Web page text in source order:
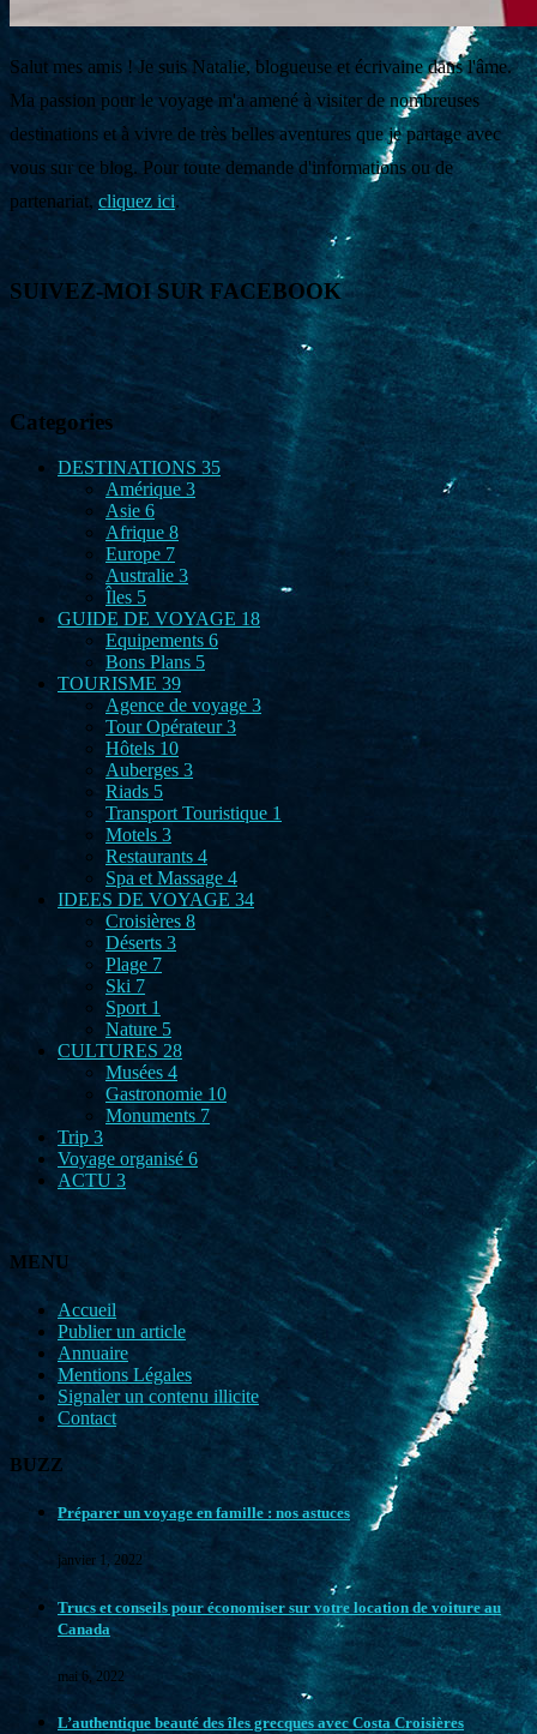
Salut mes amis ! Je suis Natalie, blogueuse et écrivaine dans l'âme.
Ma passion pour le voyage m'a amené à visiter de nombreuses
destinations et à vivre de très belles aventures que je partage avec
vous sur ce blog. Pour toute demande d'informations ou de
partenariat, cliquez ici.
SUIVEZ-MOI SUR FACEBOOK
Categories
DESTINATIONS 35
Amérique 3
Asie 6
Afrique 8
Europe 7
Australie 3
Îles 5
GUIDE DE VOYAGE 18
Equipements 6
Bons Plans 5
TOURISME 39
Agence de voyage 3
Tour Opérateur3
Hôtels 10
Auberges 3
Riads 5
Transport Touristique 1
Motels 3
Restaurants 4
Spa et Massage 4
IDEES DE VOYAGE 34
Croisières 8
Déserts 3
Plage 7
Ski 7
Sport 1
Nature 5
CULTURES 28
Musées 4
Gastronomie 10
Monuments 7
Trip 3
Voyage organisé 6
ACTU 3
MENU
Accueil
Publier un article
Annuaire
Mentions Légales
Signaler un contenu illicite
Contact
BUZZ
Préparer un voyage en famille : nos astuces
janvier 1, 2022
Trucs et conseils pour économiser sur votre location de voiture au
Canada
mai 6, 2022
L’authentique beauté des îles grecques avec Costa Croisières